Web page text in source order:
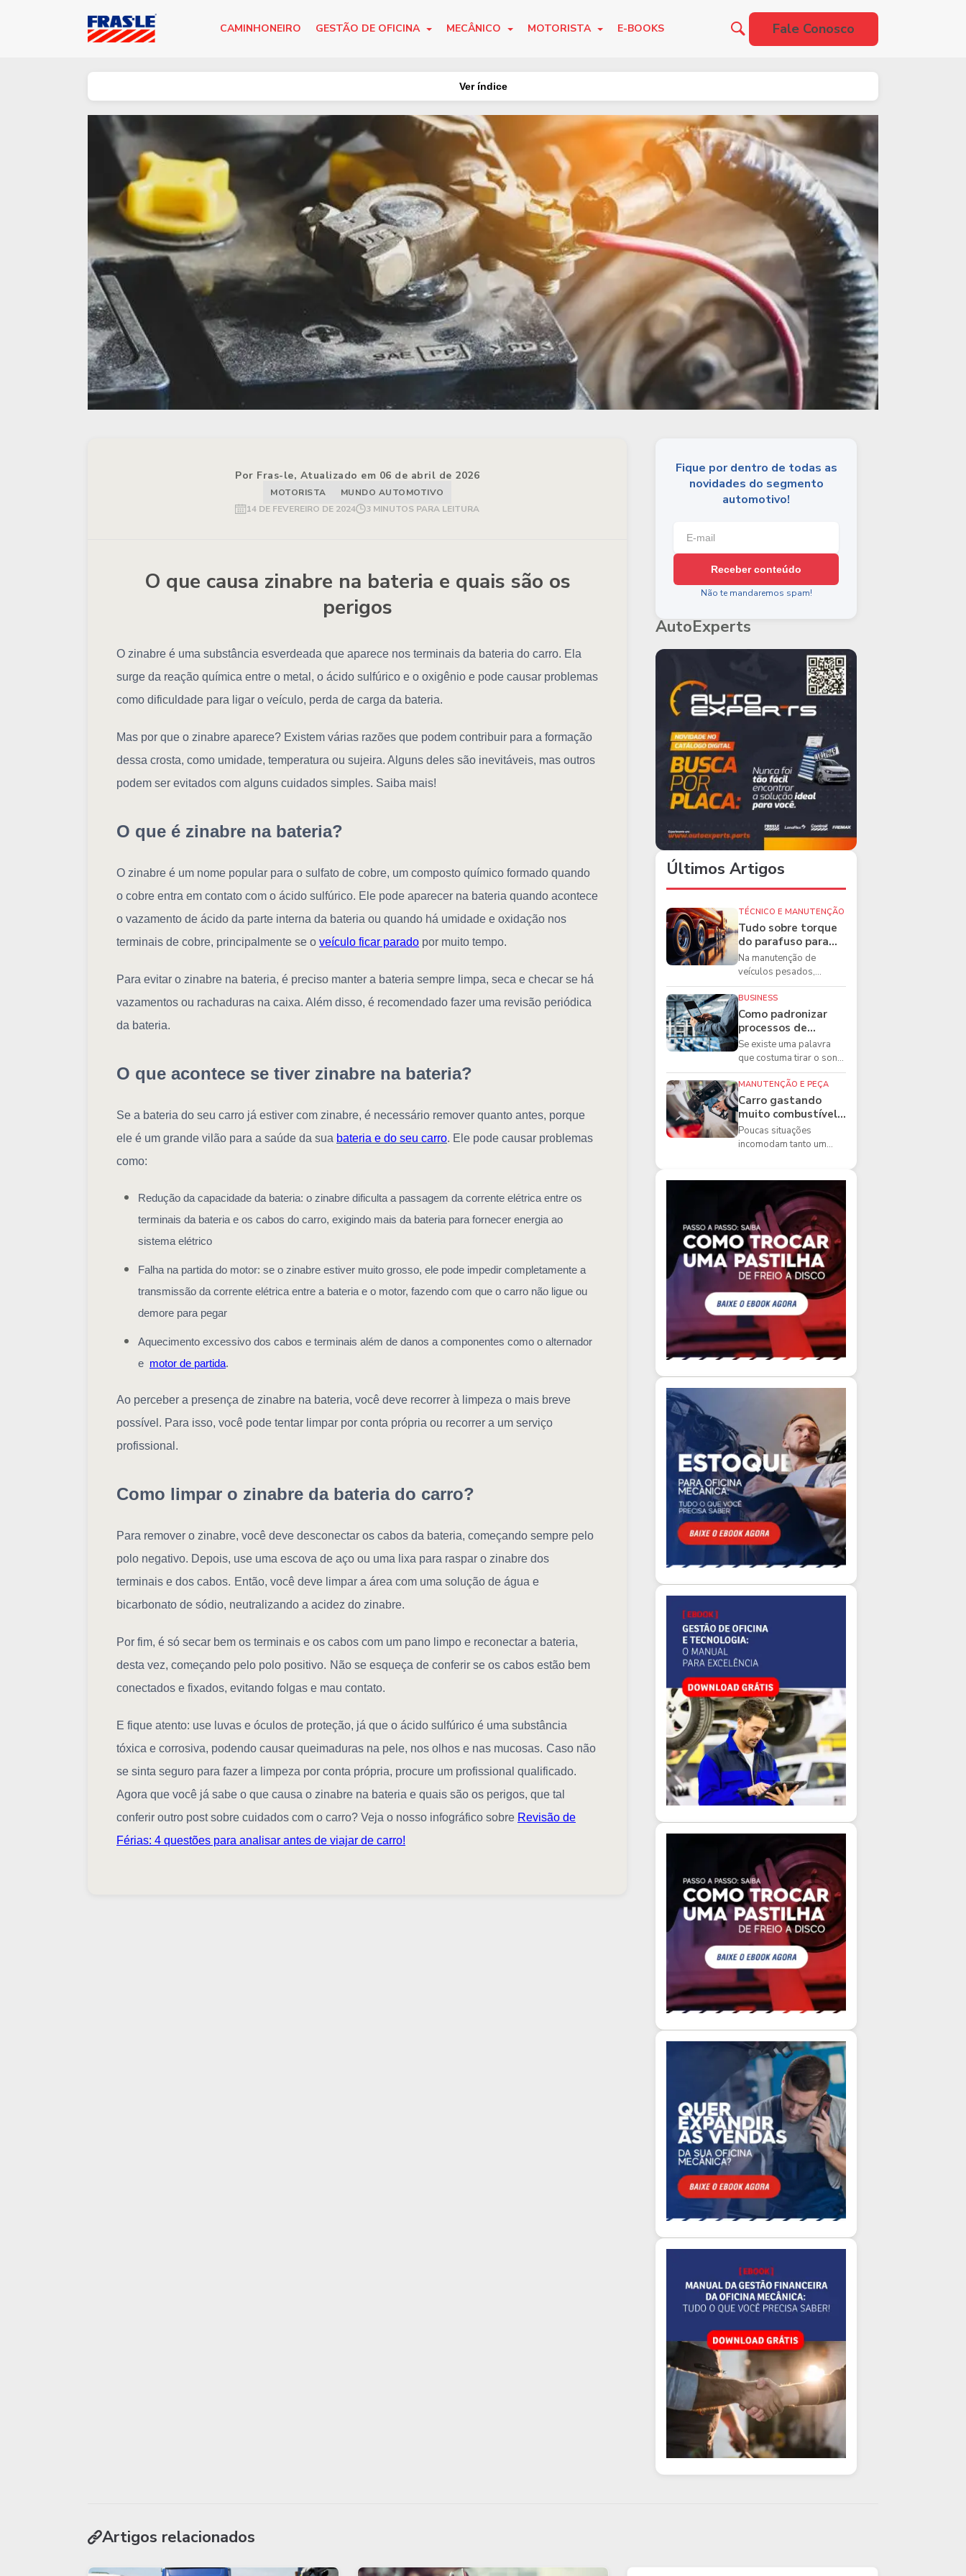
CAMINHONEIRO GESTÃO DE OFICINA MECÂNICO MOTORISTA E-BOOKS Fale Conosco
Ver índice
Por Fras-le, Atualizado em 06 de abril de 2026
MOTORISTA
MUNDO AUTOMOTIVO
14 DE FEVEREIRO DE 2024
3 MINUTOS PARA LEITURA
O que causa zinabre na bateria e quais são os
perigos
O zinabre é uma substância esverdeada que aparece nos terminais da bateria do carro. Ela
surge da reação química entre o metal, o ácido sulfúrico e o oxigênio e pode causar problemas
como dificuldade para ligar o veículo, perda de carga da bateria.
Mas por que o zinabre aparece? Existem várias razões que podem contribuir para a formação
dessa crosta, como umidade, temperatura ou sujeira. Alguns deles são inevitáveis, mas outros
podem ser evitados com alguns cuidados simples. Saiba mais!
O que é zinabre na bateria?
O zinabre é um nome popular para o sulfato de cobre, um composto químico formado quando
o cobre entra em contato com o ácido sulfúrico. Ele pode aparecer na bateria quando acontece
o vazamento de ácido da parte interna da bateria ou quando há umidade e oxidação nos
terminais de cobre, principalmente se o veículo ficar parado por muito tempo.
Para evitar o zinabre na bateria, é preciso manter a bateria sempre limpa, seca e checar se há
vazamentos ou rachaduras na caixa. Além disso, é recomendado fazer uma revisão periódica
da bateria.
O que acontece se tiver zinabre na bateria?
Se a bateria do seu carro já estiver com zinabre, é necessário remover quanto antes, porque
ele é um grande vilão para a saúde da sua bateria e do seu carro. Ele pode causar problemas
como:
Redução da capacidade da bateria: o zinabre dificulta a passagem da corrente elétrica entre os
terminais da bateria e os cabos do carro, exigindo mais da bateria para fornecer energia ao
sistema elétrico
Falha na partida do motor: se o zinabre estiver muito grosso, ele pode impedir completamente a
transmissão da corrente elétrica entre a bateria e o motor, fazendo com que o carro não ligue ou
demore para pegar
Aquecimento excessivo dos cabos e terminais além de danos a componentes como o alternador
e motor de partida.
Ao perceber a presença de zinabre na bateria, você deve recorrer à limpeza o mais breve
possível. Para isso, você pode tentar limpar por conta própria ou recorrer a um serviço
profissional.
Como limpar o zinabre da bateria do carro?
Para remover o zinabre, você deve desconectar os cabos da bateria, começando sempre pelo
polo negativo. Depois, use uma escova de aço ou uma lixa para raspar o zinabre dos
terminais e dos cabos. Então, você deve limpar a área com uma solução de água e
bicarbonato de sódio, neutralizando a acidez do zinabre.
Por fim, é só secar bem os terminais e os cabos com um pano limpo e reconectar a bateria,
desta vez, começando pelo polo positivo. Não se esqueça de conferir se os cabos estão bem
conectados e fixados, evitando folgas e mau contato.
E fique atento: use luvas e óculos de proteção, já que o ácido sulfúrico é uma substância
tóxica e corrosiva, podendo causar queimaduras na pele, nos olhos e nas mucosas. Caso não
se sinta seguro para fazer a limpeza por conta própria, procure um profissional qualificado.
Agora que você já sabe o que causa o zinabre na bateria e quais são os perigos, que tal
conferir outro post sobre cuidados com o carro? Veja o nosso infográfico sobre Revisão de
Férias: 4 questões para analisar antes de viajar de carro!
Fique por dentro de todas as
novidades do segmento
automotivo!
Receber conteúdo
Não te mandaremos spam!
AutoExperts
Últimos Artigos
TÉCNICO E MANUTENÇÃO
Tudo sobre torque
do parafuso para
caminhões e as
boas práticas que
todo mecânico
precisa conhecer
Na manutenção de
veículos pesados,
existem ferramentas que
fazem diferença direta na
segurança e na ...
BUSINESS
Como padronizar
processos de
manutenção de
frota na oficina
Se existe uma palavra
que costuma tirar o sono
dos gestores de
manutenção, ela é a
imprevisibilidade...
MANUTENÇÃO E PEÇA
Carro gastando
muito combustível:
5 motivos que
podem aumentar o
Poucas situações
incomodam tanto um
acabando mais r...
Artigos relacionados